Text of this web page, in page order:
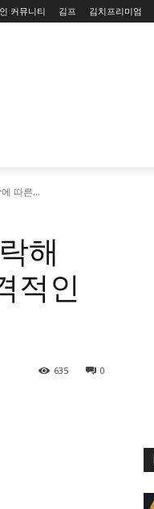
커뮤니티 김프 김치프리미엄
따른...
해
적인
0
635